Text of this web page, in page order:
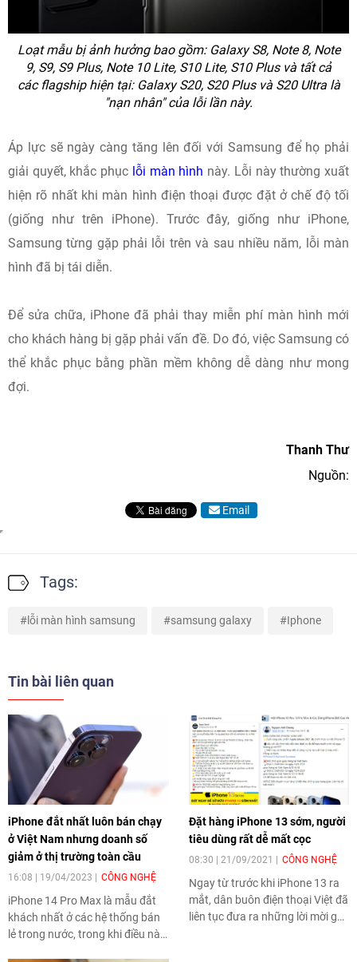
Loạtmẫu bị ảnh hưởng bao gồm: Galaxy S8, Note 8, Note
9, S9, S9 Plus, Note 10 Lite, S10 Lite, S10 Plus và tất cả
các flagship hiện tại: Galaxy S20, S20 Plus và S20 Ultra là
"nạn nhân" của lỗi lần này.
Áp lực sẽ ngày càng tăng lên đối với Samsung để họ phải
giải quyết, khắc phục lỗi màn hình này. Lỗi này thường xuất
hiện rõ nhất khi màn hình điện thoại được đặt ở chế độ tối
(giống như trên iPhone). Trước đây, giống như iPhone,
Samsung từng gặp phải lỗi trên và sau nhiều năm, lỗi màn
hình đã bị tái diễn.
Để sửa chữa, iPhone đã phải thay miễn phí màn hình mới
cho khách hàng bị gặp phải vấn đề. Do đó, việc Samsung có
thể khắc phục bằng phần mềm không dễ dàng như mong
đợi.
Thanh Thư
Nguồn:
Email
Tags:
lỗi màn hình samsung samsung galaxy Iphone
Tin bài liên quan
iPhone đắt nhất luôn bán chạy
ở Việt Nam nhưng doanh số
giảm ở thị trường toàn cầu
16:08 | 19/04/2023 CÔNG NGHỆ
iPhone 14 Pro Max là mẫu đắt
khách nhất ở các hệ thống bán
lẻ trong nước, trong khi điều này
Đặt hàng iPhone 13 sớm, người
tiêu dùng rất dễ mất cọc
08:30 | 21/09/2021 CÔNG NGHỆ
Ngay từ trước khi iPhone 13 ra
mắt, dân buôn điện thoại Việt đã
liên tục đưa ra những lời mời gọi